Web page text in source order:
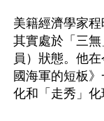
美籍經濟學家
其實處於「三
員）狀態。他
國海軍的短板
化和「走秀」化